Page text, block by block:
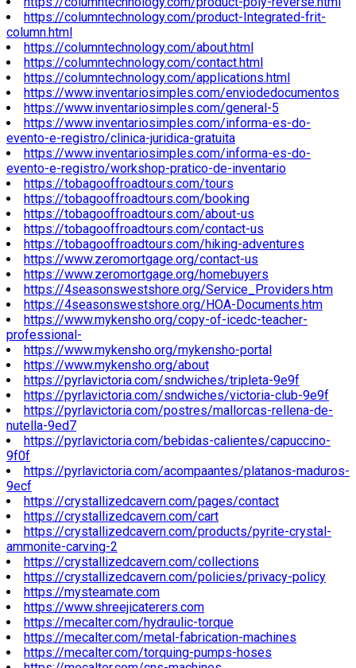
https://columntechnology.com/product-Integrated-frit-
column.html
https://columntechnology.com/about.html
https://columntechnology.com/contact.html
https://columntechnology.com/applications.html
https://www.inventariosimples.com/enviodedocumentos
https://www.inventariosimples.com/general-5
https://www.inventariosimples.com/informa-es-do-
evento-e-registro/clinica-juridica-gratuita
https://www.inventariosimples.com/informa-es-do-
evento-e-registro/workshop-pratico-de-inventario
https://tobagooffroadtours.com/tours
https://tobagooffroadtours.com/booking
https://tobagooffroadtours.com/about-us
https://tobagooffroadtours.com/contact-us
https://tobagooffroadtours.com/hiking-adventures
https://www.zeromortgage.org/contact-us
https://www.zeromortgage.org/homebuyers
https://4seasonswestshore.org/Service_Providers.htm
https://4seasonswestshore.org/HOA-Documents.htm
https://www.mykensho.org/copy-of-icedc-teacher-
professional-
https://www.mykensho.org/mykensho-portal
https://www.mykensho.org/about
https://pyrlavictoria.com/sndwiches/tripleta-9e9f
https://pyrlavictoria.com/sndwiches/victoria-club-9e9f
https://pyrlavictoria.com/postres/mallorcas-rellena-de-
nutella-9ed7
https://pyrlavictoria.com/bebidas-calientes/capuccino-
9f0f
https://pyrlavictoria.com/acompaantes/platanos-maduros-
9ecf
https://crystallizedcavern.com/pages/contact
https://crystallizedcavern.com/cart
https://crystallizedcavern.com/products/pyrite-crystal-
ammonite-carving-2
https://crystallizedcavern.com/collections
https://crystallizedcavern.com/policies/privacy-policy
https://mysteamate.com
https://www.shreejicaterers.com
https://mecalter.com/hydraulic-torque
https://mecalter.com/metal-fabrication-machines
https://mecalter.com/torquing-pumps-hoses